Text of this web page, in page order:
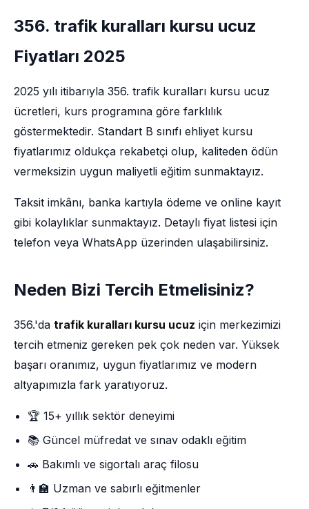
356. trafik kuralları kursu ucuz
Fiyatları 2025
2025 yılı itibarıyla 356. trafik kuralları kursu ucuz
ücretleri, kurs programına göre farklılık
göstermektedir. Standart B sınıfı ehliyet kursu
fiyatlarımız oldukça rekabetçi olup, kaliteden ödün
vermeksizin uygun maliyetli eğitim sunmaktayız.
Taksit imkânı, banka kartıyla ödeme ve online kayıt
gibi kolaylıklar sunmaktayız. Detaylı fiyat listesi için
telefon veya WhatsApp üzerinden ulaşabilirsiniz.
Neden Bizi Tercih Etmelisiniz?
356.'da trafik kuralları kursu ucuz için merkezimizi
tercih etmeniz gereken pek çok neden var. Yüksek
başarı oranımız, uygun fiyatlarımız ve modern
altyapımızla fark yaratıyoruz.
🏆 15+ yıllık sektör deneyimi
📚 Güncel müfredat ve sınav odaklı eğitim
🚗 Bakımlı ve sigortalı araç filosu
👨‍🏫 Uzman ve sabırlı eğitmenler